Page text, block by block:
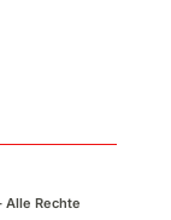
Alle Rechte